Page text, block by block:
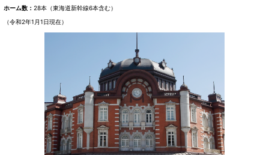
ホーム数
28本（東海道新幹線6本含む）
（令和2年1月1日現在）